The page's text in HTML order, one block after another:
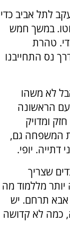
לתל אביב כדי
במשך חמש
טהרת
נס התחייבנו
לא משהו
הראשונה
ומדויק
המשפחה גם,
יופי.
שצריך
מללמוד מה
אבא תרחם. יש
כמה לא קדושה